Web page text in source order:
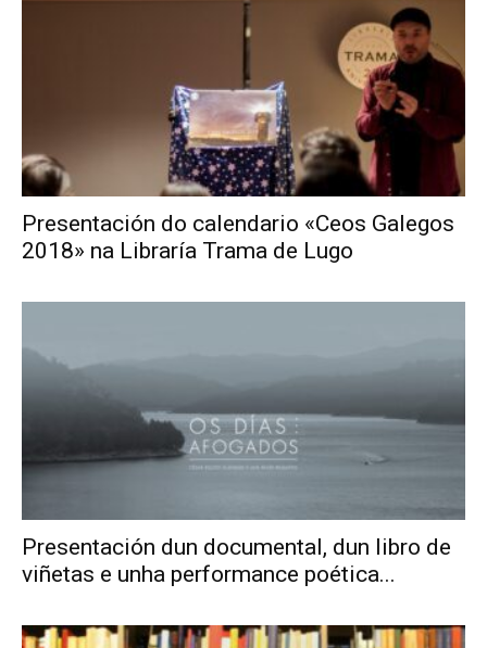
Presentación do calendario «Ceos Galegos
2018» na Libraría Trama de Lugo
Presentación dun documental, dun libro de
viñetas e unha performance poética...